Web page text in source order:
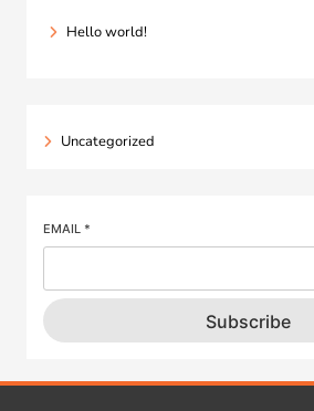
Hello world!
Uncategorized
EMAIL *
Subscribe